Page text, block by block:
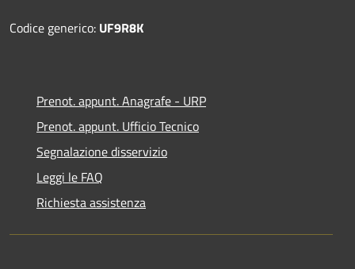
Codice generico: UF9R8K
Prenot. appunt. Anagrafe - URP
Prenot. appunt. Ufficio Tecnico
Segnalazione disservizio
Leggi le FAQ
Richiesta assistenza